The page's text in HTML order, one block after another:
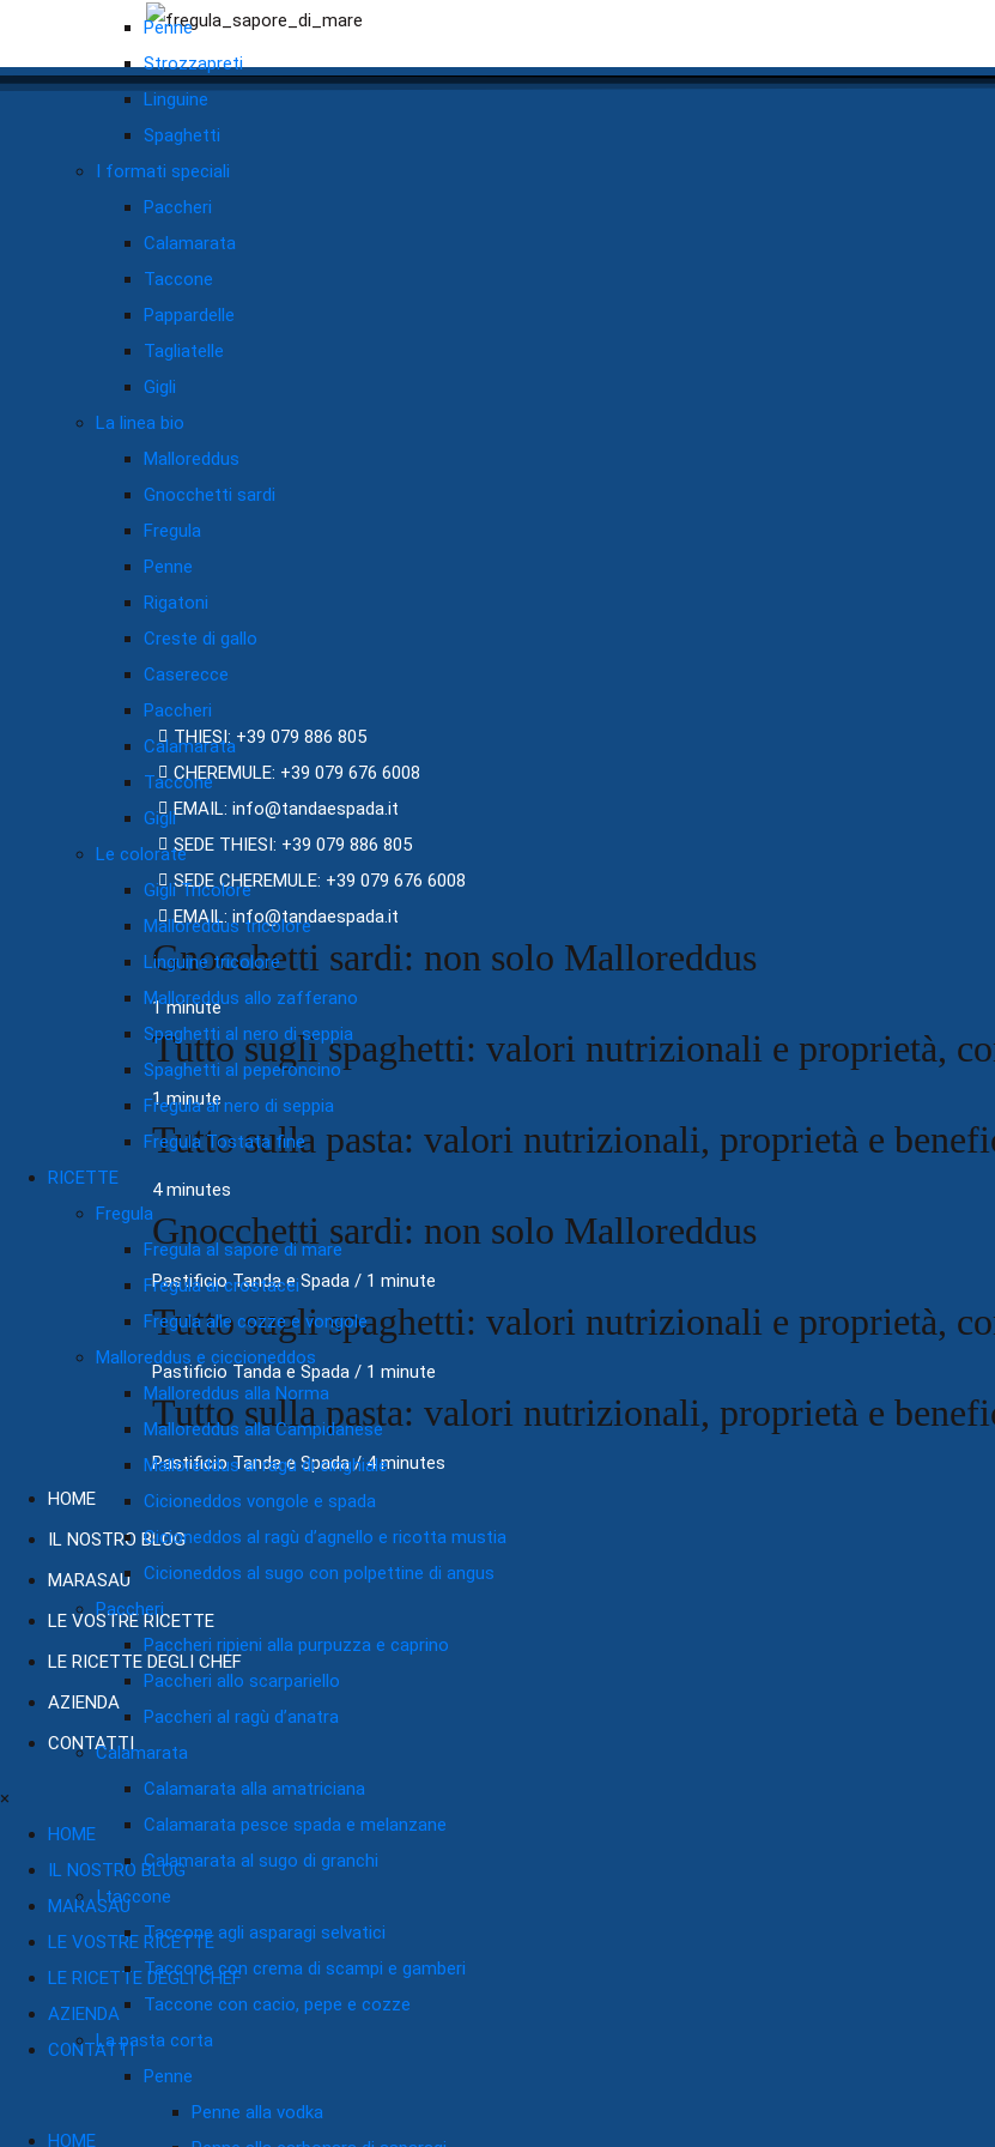
Penne
Strozzapreti
Linguine
Spaghetti
I formati speciali
Paccheri
Calamarata
Taccone
Pappardelle
Tagliatelle
Gigli
La linea bio
Malloreddus
Gnocchetti sardi
Fregula
Penne
Rigatoni
Creste di gallo
Caserecce
Paccheri
Calamarata
Taccone
Gigli
Le colorate
Gigli Tricolore
Malloreddus tricolore
Linguine tricolore
Malloreddus allo zafferano
Spaghetti al nero di seppia
Spaghetti al peperoncino
Fregula al nero di seppia
Fregula Tostata fine
RICETTE
Fregula
Fregula al sapore di mare
Fregula ai crostacei
Fregula alle cozze e vongole
Malloreddus e ciccioneddos
Malloreddus alla Norma
Malloreddus alla Campidanese
Malloreddus al ragù di cinghiale
Cicioneddos vongole e spada
Cicioneddos al ragù d’agnello e ricotta mustia
Cicioneddos al sugo con polpettine di angus
Paccheri
Paccheri ripieni alla purpuzza e caprino
Paccheri allo scarpariello
Paccheri al ragù d’anatra
Calamarata
Calamarata alla amatriciana
Calamarata pesce spada e melanzane
Calamarata al sugo di granchi
I taccone
Taccone agli asparagi selvatici
Taccone con crema di scampi e gamberi
Taccone con cacio, pepe e cozze
La pasta corta
Penne
Penne alla vodka
THIESI: +39 079 886 805
CHEREMULE: +39 079 676 6008
EMAIL: info@tandaespada.it
SEDE THIESI: +39 079 886 805
SEDE CHEREMULE: +39 079 676 6008
EMAIL: info@tandaespada.it
Gnocchetti sardi: non solo Malloreddus
1 minute
Tutto sugli spaghetti: valori nutrizionali e proprietà,
1 minute
Tutto sulla pasta: valori nutrizionali, proprietà e
4 minutes
Gnocchetti sardi: non solo Malloreddus
Pastificio Tanda e Spada / 1 minute
Tutto sugli spaghetti: valori nutrizionali e proprietà,
Pastificio Tanda e Spada / 1 minute
Tutto sulla pasta: valori nutrizionali, proprietà e
Pastificio Tanda e Spada / 4 minutes
HOME
IL NOSTRO BLOG
MARASAU
LE VOSTRE RICETTE
LE RICETTE DEGLI CHEF
AZIENDA
CONTATTI
×
HOME
IL NOSTRO BLOG
MARASAU
LE VOSTRE RICETTE
LE RICETTE DEGLI CHEF
AZIENDA
CONTATTI
HOME